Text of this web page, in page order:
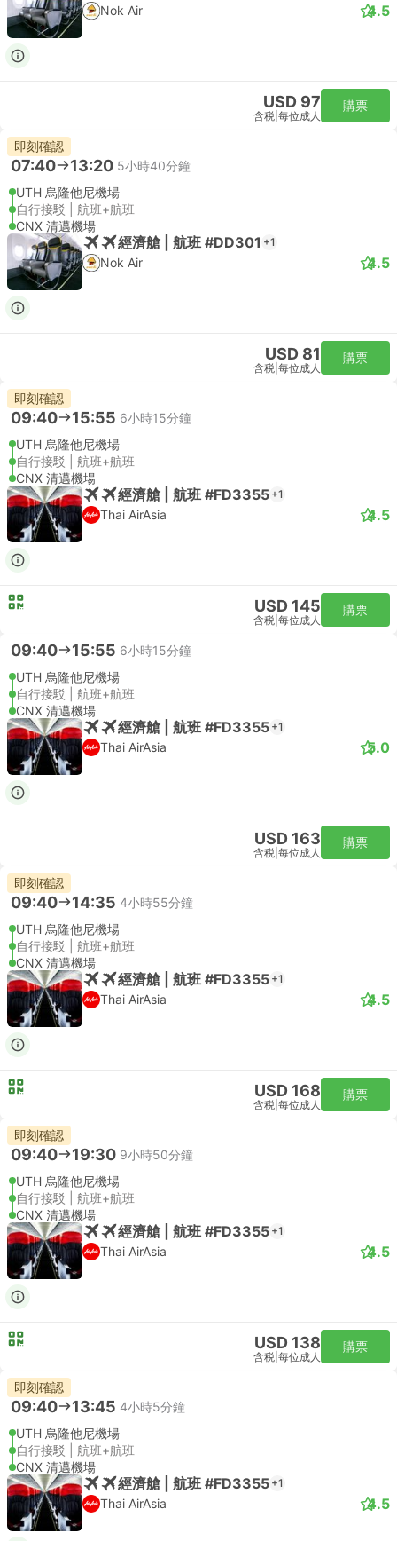
Nok Air 4.5
USD 97
含税 每位成人
購票
即刻確認
07:40 13:20 5小時40分鐘
UTH 烏隆他尼機場
自行接駁 | 航班+航班
CNX 清邁機場
經濟艙 | 航班 #DD301 +1
Nok Air 4.5
USD 81
含税 每位成人
購票
即刻確認
09:40 15:55 6小時15分鐘
UTH 烏隆他尼機場
自行接駁 | 航班+航班
CNX 清邁機場
經濟艙 | 航班 #FD3355 +1
Thai AirAsia 4.5
USD 145
含税 每位成人
購票
09:40 15:55 6小時15分鐘
UTH 烏隆他尼機場
自行接駁 | 航班+航班
CNX 清邁機場
經濟艙 | 航班 #FD3355 +1
Thai AirAsia 5.0
USD 163
含税 每位成人
購票
即刻確認
09:40 14:35 4小時55分鐘
UTH 烏隆他尼機場
自行接駁 | 航班+航班
CNX 清邁機場
經濟艙 | 航班 #FD3355 +1
Thai AirAsia 4.5
USD 168
含税 每位成人
購票
即刻確認
09:40 19:30 9小時50分鐘
UTH 烏隆他尼機場
自行接駁 | 航班+航班
CNX 清邁機場
經濟艙 | 航班 #FD3355 +1
Thai AirAsia 4.5
USD 138
含税 每位成人
購票
即刻確認
09:40 13:45 4小時5分鐘
UTH 烏隆他尼機場
自行接駁 | 航班+航班
CNX 清邁機場
經濟艙 | 航班 #FD3355 +1
Thai AirAsia 4.5